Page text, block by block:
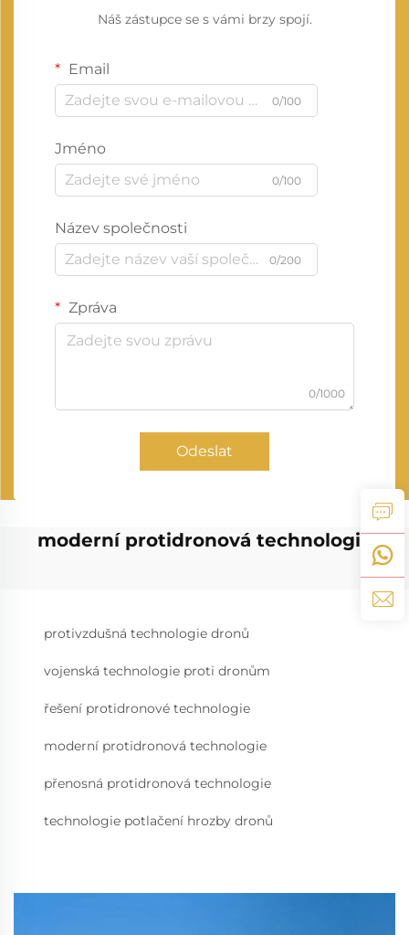
Náš zástupce se s vámi brzy spojí.
Email
0/100
Jméno
0/100
Název společnosti
0/200
Zpráva
0/1000
Odeslat
moderní protidronová technologie
protivzdušná technologie dronů
vojenská technologie proti dronům
řešení protidronové technologie
moderní protidronová technologie
přenosná protidronová technologie
technologie potlačení hrozby dronů